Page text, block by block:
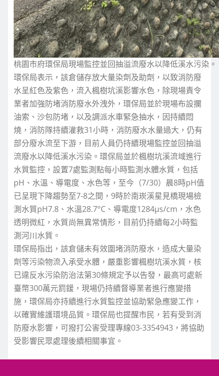
桃園市府環保局現場監控並回抽溢流廢水以降低溪水污染。
環保局表示，該倉儲存放大量染劑及助劑，以致消防廢
水呈紅色及紫色，流入楓樹坑溪影響水色，除現場責令
業者加強防堵消防廢水外洩外，環保局並於現場布設攔
油索、沙包防堵，以及調派水車緊急抽水，因持續悶
燒，消防隊持續灌救31小時，消防廢水水量過大，仍有
部分廢水流至下游，目前人員仍持續現場監控並回抽溢
流廢水以降低溪水污染。環保局並於楓樹坑溪流域進行
水質監控，設置7處監測點每小時監測水體水質，包括
pH、水溫、導電度、水色等，至今（7/30）晨8時pH值
已呈現下降趨勢至7-8之間，9時於南崁溪星見橋現場檢
測水質pH7.8、水溫28.7°C、導電度1284μs/cm，水色
透明微紅，水質尚無異常情形，目前仍持續每2小時監
測河川水質。
環保局指出，該倉儲未有效圍堵消防廢水，造成大量染
劑等污染物流入承受水體，嚴重影響楓樹坑溪水質，核
已違反水污染防治法第30條規定予以告發，最高可處新
臺幣300萬元罰鍰，現場仍持續督導業者進行應變措
施，環保局亦持續進行水質監控並協助緊急應變工作，
以確實維護環境品質。環保局也提醒市民，若有受到消
防廢水影響，可撥打公害受理專線03-3354943，將協助
受影響民眾處理後續相關事宜。